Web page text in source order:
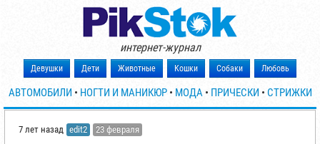
интернет-журнал
Девушки Дети Животные Кошки Собаки Любовь
АВТОМОБИЛИ • НОГТИ И МАНИКЮР• МОДА • ПРИЧЕСКИ • СТРИЖКИ
7 лет назад edit2 23 февраля